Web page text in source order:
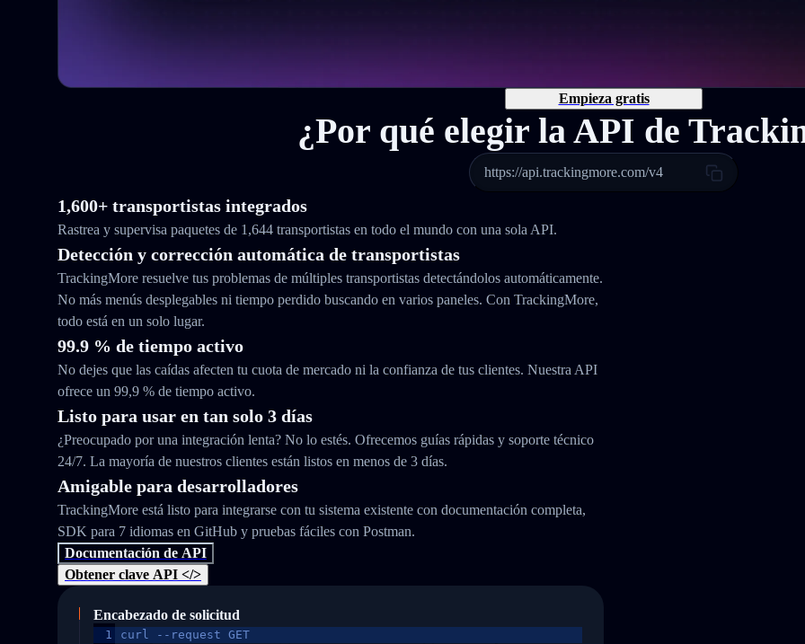
Empieza gratis
¿Por qué elegir la API de
https://api.trackingmore.com/v4
1,600+ transportistas integrados
Rastrea y supervisa paquetes de 1,644 transportistas en todo el mundo con una sola API.
Detección y corrección automática de transportistas
TrackingMore resuelve tus problemas de múltiples transportistas detectándolos automáticamente.
No más menús desplegables ni tiempo perdido buscando en varios paneles. Con TrackingMore,
todo está en un solo lugar.
99.9 % de tiempo activo
No dejes que las caídas afecten tu cuota de mercado ni la confianza de tus clientes. Nuestra API
ofrece un 99,9 % de tiempo activo.
Listo para usar en tan solo 3 días
¿Preocupado por una integración lenta? No lo estés. Ofrecemos guías rápidas y soporte técnico
24/7. La mayoría de nuestros clientes están listos en menos de 3 días.
Amigable para desarrolladores
TrackingMore está listo para integrarse con tu sistema existente con documentación completa,
SDK para 7 idiomas en GitHub y pruebas fáciles con Postman.
Documentación de API
Obtener clave API </>
Encabezado de solicitud
1
curl --request GET